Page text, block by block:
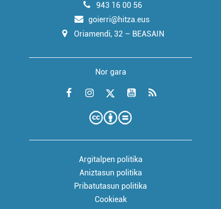
943 16 00 56
goierri@hitza.eus
Oriamendi, 32 – BEASAIN
Nor gara
Argitalpen politika
Aniztasun politika
Pribatutasun politika
Cookieak